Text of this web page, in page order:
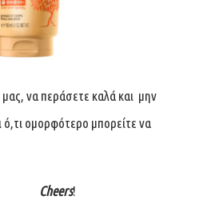
να περάσετε καλά και μην
ό,τι ομορφότερο μπορείτε να
Cheers!